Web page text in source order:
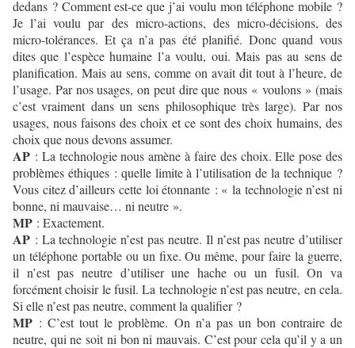
dedans ? Comment est-ce que j’ai voulu mon téléphone mobile ?
Je l’ai voulu par des micro-actions, des micro-décisions, des
micro-tolérances. Et ça n’a pas été planifié. Donc quand vous
dites que l’espèce humaine l’a voulu, oui. Mais pas au sens de
planification. Mais au sens, comme on avait dit tout à l’heure, de
l’usage. Par nos usages, on peut dire que nous « voulons » (mais
c’est vraiment dans un sens philosophique très large). Par nos
usages, nous faisons des choix et ce sont des choix humains, des
choix que nous devons assumer.
AP : La technologie nous amène à faire des choix. Elle pose des
problèmes éthiques : quelle limite à l’utilisation de la technique ?
Vous citez d’ailleurs cette loi étonnante : « la technologie n’est ni
bonne, ni mauvaise… ni neutre ».
MP : Exactement.
AP : La technologie n’est pas neutre. Il n’est pas neutre d’utiliser
un téléphone portable ou un fixe. Ou même, pour faire la guerre,
il n’est pas neutre d’utiliser une hache ou un fusil. On va
forcément choisir le fusil. La technologie n’est pas neutre, en cela.
Si elle n’est pas neutre, comment la qualifier ?
MP : C’est tout le problème. On n’a pas un bon contraire de
neutre, qui ne soit ni bon ni mauvais. C’est pour cela qu’il y a un